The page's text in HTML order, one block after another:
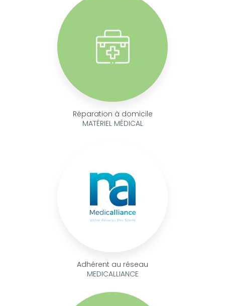
Réparation à domicile
MATÉRIEL MÉDICAL
Adhérent au réseau
MEDICALLIANCE